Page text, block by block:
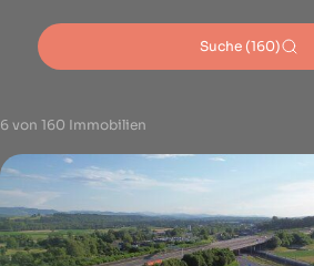
Suche (160)
6 von 160 Immobilien